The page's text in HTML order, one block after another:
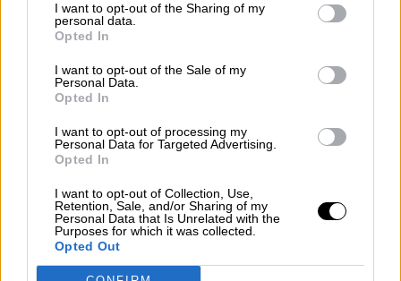
I want to opt-out of the Sharing of my
personal data.
Opted In
I want to opt-out of the Sale of my
Personal Data.
Opted In
I want to opt-out of processing my
Personal Data for Targeted Advertising.
Opted In
I want to opt-out of Collection, Use,
Retention, Sale, and/or Sharing of my
Personal Data that Is Unrelated with the
Purposes for which it was collected.
Opted Out
del Estado, con el voto de los independentistas
catalanes de ERC, el Tribunal Supremo ha
anunciado la revocación del tercer grado para los
nueve presos del procès independentistas de
Cataluña. Todos los condenados deberán, por
tanto, seguir en prisión en el segundo grado. El
prematura y que hay una falta de conexión con su
proceso de reinserción.
AUTOR LA HORA DIGITAL
Mas artículos del mismo autor/a
VIERNES, 04 DICIEMBRE 2020